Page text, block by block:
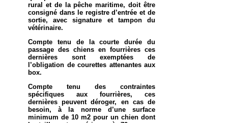
rural et de la pêche maritime, doit être
consigné dans le registre d’entrée et de
sortie, avec signature et tampon du
vétérinaire.
Compte tenu de la courte durée du
passage des chiens en fourrières ces
dernières sont exemptées de
l’obligation de courettes attenantes aux
box.
Compte tenu des contraintes
spécifiques aux fourrières, ces
dernières peuvent déroger, en cas de
besoin, à la norme d’une surface
minimum de 10 m2 pour un chien dont